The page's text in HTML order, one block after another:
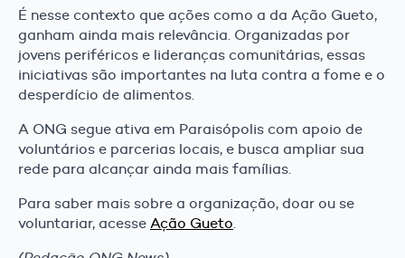
É nesse contexto que ações como a da Ação Gueto,
ganham ainda mais relevância. Organizadas por
jovens periféricos e lideranças comunitárias, essas
iniciativas são importantes na luta contra a fome e o
desperdício de alimentos.
A ONG segue ativa em Paraisópolis com apoio de
voluntários e parcerias locais, e busca ampliar sua
rede para alcançar ainda mais famílias.
Para saber mais sobre a organização, doar ou se
voluntariar, acesse Ação Gueto.